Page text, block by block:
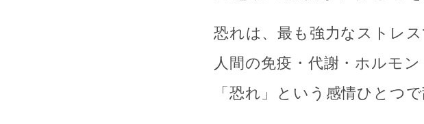
恐れは、最も強力なストレス
人間の免疫・代謝・ホルモン
「恐れ」という感情ひとつ